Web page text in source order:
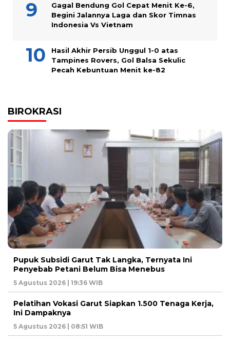
Gagal Bendung Gol Cepat Menit Ke-6,
Begini Jalannya Laga dan Skor Timnas
Indonesia Vs Vietnam
Hasil Akhir Persib Unggul 1-0 atas
Tampines Rovers, Gol Balsa Sekulic
Pecah Kebuntuan Menit ke-82
BIROKRASI
Pupuk Subsidi Garut Tak Langka, Ternyata Ini
Penyebab Petani Belum Bisa Menebus
5 Agustus 2026 | 19:36 WIB
Pelatihan Vokasi Garut Siapkan 1.500 Tenaga Kerja,
Ini Dampaknya
5 Agustus 2026 | 08:51 WIB